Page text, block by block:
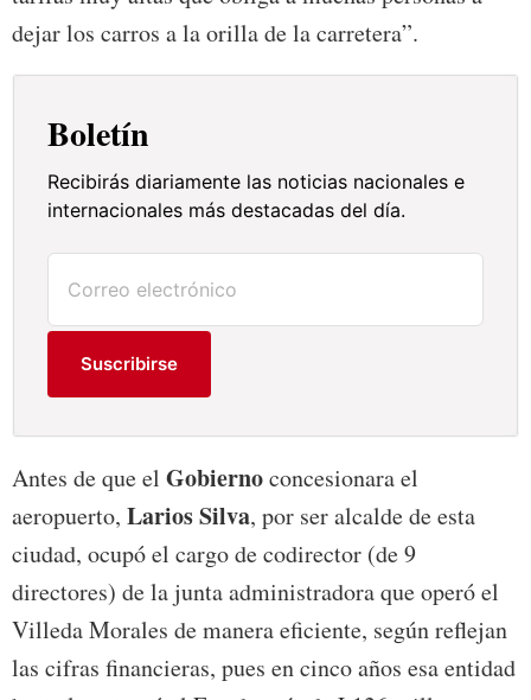
dejar los carros a la orilla de la carretera”.
Boletín
Recibirás diariamente las noticias nacionales e
internacionales más destacadas del día.
Suscribirse
Antes de que el Gobiernoconcesionara el
aeropuerto, Larios Silva, por ser alcalde de esta
ciudad, ocupó el cargo de codirector (de 9
directores) de la junta administradora que operó el
Villeda Morales de manera eficiente, según reflejan
las cifras financieras, pues en cinco años esa entidad